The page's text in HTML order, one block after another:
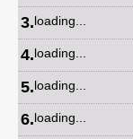
3.loading...
4.loading...
5.loading...
6.loading...